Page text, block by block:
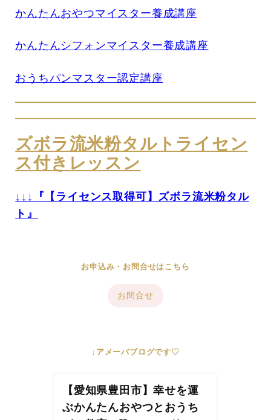
かんたんおやつマイスター養成講座
かんたんシフォンマイスター養成講座
おうちパンマスター認定講座
ズボラ流米粉タルトライセン
ス付きレッスン
↓↓↓
『【ライセンス取得可】ズボラ流米粉タル
ト』
お申込み・お問合せはこちら
お問合せ
↓アメーバブログです♡
【愛知県豊田市】幸せを運
ぶかんたんおやつとおうち